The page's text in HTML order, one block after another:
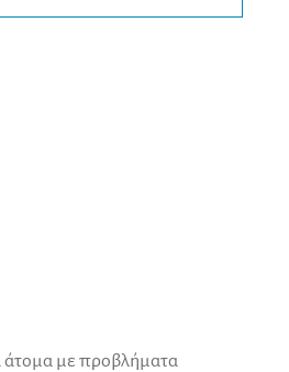
άτομα με προβλήματα